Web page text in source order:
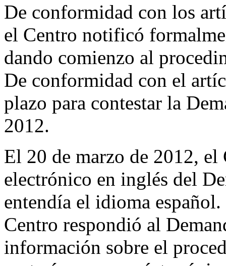
De conformidad con los
el Centro notificó
dando comienzo al
De conformidad con el
plazo para contestar la
2012.
El 20 de marzo de 2012,
electrónico en inglés del
entendía el idioma
Centro respondió al
información sobre el